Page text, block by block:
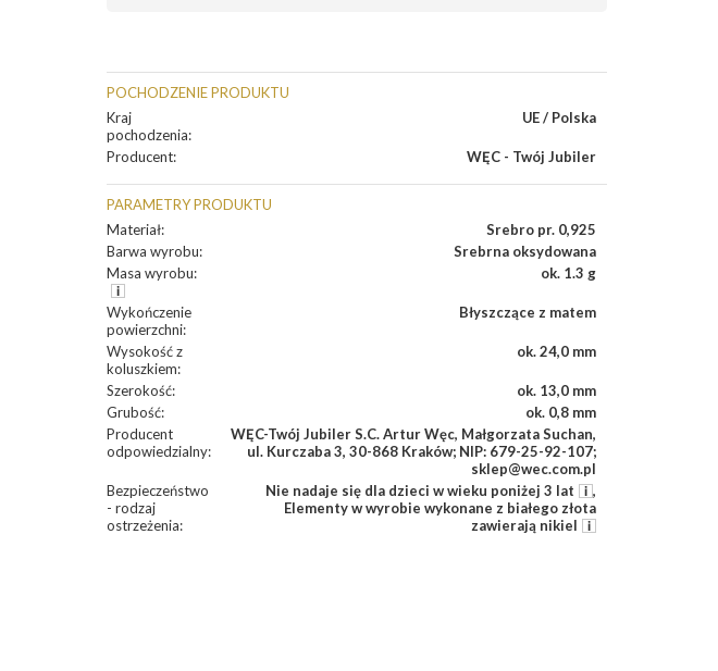
POCHODZENIE PRODUKTU
Kraj
pochodzenia:
UE / Polska
Producent: WĘC - Twój Jubiler
PARAMETRY PRODUKTU
Materiał:
Srebro pr. 0,925
Barwa wyrobu:
Srebrna oksydowana
Masa wyrobu: ok. 1.3 g
Wykończenie
powierzchni:
Błyszczące z matem
Wysokość z
koluszkiem:
ok. 24,0 mm
Szerokość:
ok. 13,0 mm
Grubość:
ok. 0,8 mm
Producent
odpowiedzialny:
WĘC-Twój Jubiler S.C. Artur Węc, Małgorzata Suchan,
ul. Kurczaba 3, 30-868 Kraków; NIP: 679-25-92-107;
sklep@wec.com.pl
Bezpieczeństwo
- rodzaj
ostrzeżenia:
Nie nadaje się dla dzieci w wieku poniżej 3 lat
,
Elementy w wyrobie wykonane z białego złota
zawierają nikiel